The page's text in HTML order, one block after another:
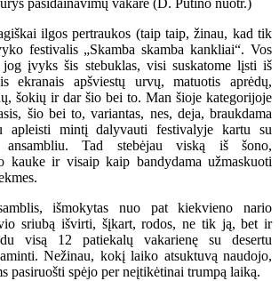
ilgos pertraukos (taip taip, žinau, kad tik
festivalis „Skamba skamba kankliai“. Vos
įvyks šis stebuklas, visi suskatome lįsti iš
ekranais apšviestų urvų, matuotis aprėdų,
šokių ir dar šio bei to. Man šioje kategorijoje
šio bei to, variantas, nes, deja, braukdama
apleisti mintį dalyvauti festivalyje kartu su
ansambliu. Tad stebėjau viską iš šono,
kauke ir visaip kaip bandydama užmaskuoti
išmokytas nuo pat kiekvieno nario
sriubą išvirti, šįkart, rodos, ne tik ją, bet ir
visą 12 patiekalų vakarienę su desertu
Nežinau, kokį laiko atsuktuvą naudojo,
pasiruošti spėjo per neįtikėtinai trumpą laiką.